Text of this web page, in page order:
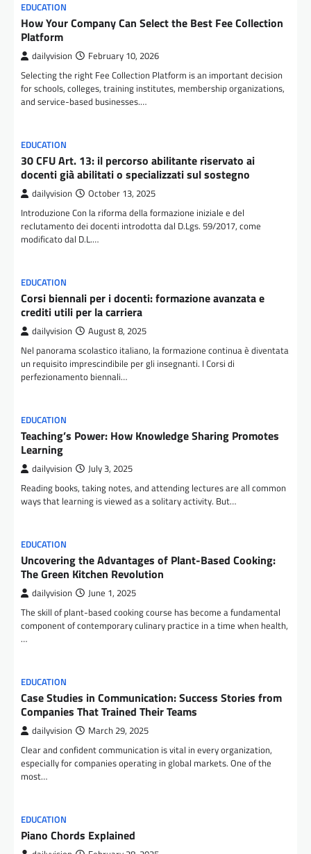
EDUCATION
How Your Company Can Select the Best Fee Collection
Platform
dailyvision February 10, 2026
Selecting the right Fee Collection Platform is an important decision
for schools, colleges, training institutes, membership organizations,
and service-based businesses.…
EDUCATION
30 CFU Art. 13: il percorso abilitante riservato ai
docenti già abilitati o specializzati sul sostegno
dailyvision October 13, 2025
Introduzione Con la riforma della formazione iniziale e del
reclutamento dei docenti introdotta dal D.Lgs. 59/2017, come
modificato dal D.L.…
EDUCATION
Corsi biennali per i docenti: formazione avanzata e
crediti utili per la carriera
dailyvision August 8, 2025
Nel panorama scolastico italiano, la formazione continua è diventata
un requisito imprescindibile per gli insegnanti. I Corsi di
perfezionamento biennali…
EDUCATION
Teaching’s Power: How Knowledge Sharing Promotes
Learning
dailyvision July 3, 2025
Reading books, taking notes, and attending lectures are all common
ways that learning is viewed as a solitary activity. But…
EDUCATION
Uncovering the Advantages of Plant-Based Cooking:
The Green Kitchen Revolution
dailyvision June 1, 2025
The skill of plant-based cooking course has become a fundamental
component of contemporary culinary practice in a time when health,
…
EDUCATION
Case Studies in Communication: Success Stories from
Companies That Trained Their Teams
dailyvision March 29, 2025
Clear and confident communication is vital in every organization,
especially for companies operating in global markets. One of the
most…
EDUCATION
Piano Chords Explained